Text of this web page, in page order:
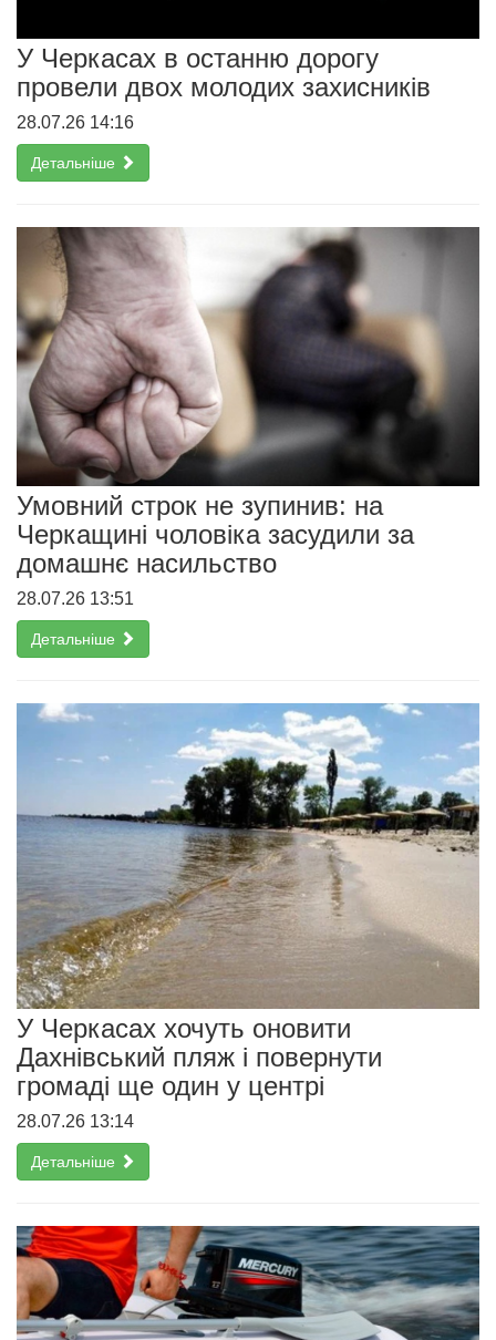
У Черкасах в останню дорогу
провели двох молодих захисників
28.07.26 14:16
Детальніше
Умовний строк не зупинив: на
Черкащині чоловіка засудили за
домашнє насильство
28.07.26 13:51
Детальніше
У Черкасах хочуть оновити
Дахнівський пляж і повернути
громаді ще один у центрі
28.07.26 13:14
Детальніше